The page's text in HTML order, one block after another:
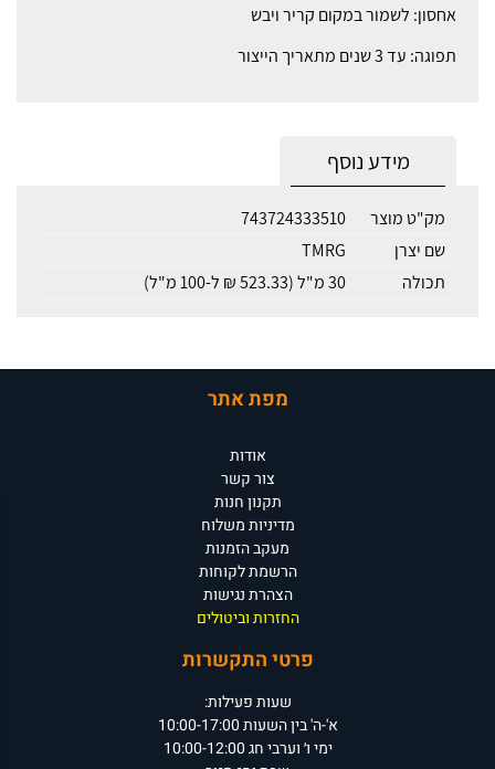
אחסון: לשמור במקום קריר ויבש
תפוגה: עד 3 שנים מתאריך הייצור
מידע נוסף
מק"ט מוצר
743724333510
שם יצרן
TMRG
תכולה
30 מ"ל (523.33 ₪ ל-100 מ"ל)
מפת אתר
אודות
צור קשר
תקנון חנות
מדיניות משלוח
מעקב הזמנות
הרשמת לקוחות
הצהרת נגישות
החזרות וביטולים
פרטי התקשרות
שעות פעילות:
א'-ה' בין השעות 10:00-17:00
ימי ו׳ וערבי חג 10:00-12:00